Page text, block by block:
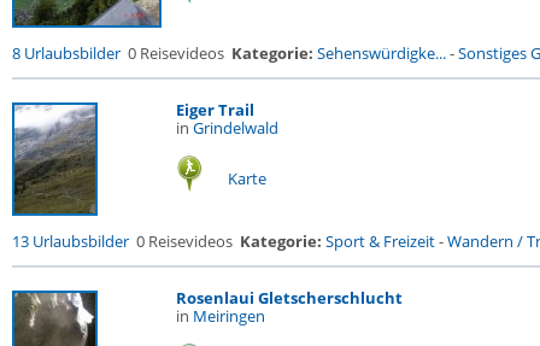
8 Urlaubsbilder 0 Reisevideos Kategorie: Sehenswürdigke...-Sonstiges
Eiger Trail
in Grindelwald
Karte
13 Urlaubsbilder 0 Reisevideos Kategorie: Sport & Freizeit-Wandern /
Rosenlaui Gletscherschlucht
in Meiringen